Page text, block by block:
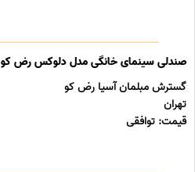
صندلی سینمای خانگی مدل دلوکس رض کو
گسترش مبلمان آسیا رض کو
تهران
قیمت: توافقی